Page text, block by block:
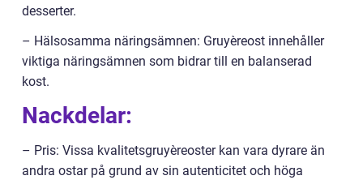
desserter.
– Hälsosamma näringsämnen: Gruyèreost innehåller
viktiga näringsämnen som bidrar till en balanserad
kost.
Nackdelar:
– Pris: Vissa kvalitetsgruyèreoster kan vara dyrare än
andra ostar på grund av sin autenticitet och höga